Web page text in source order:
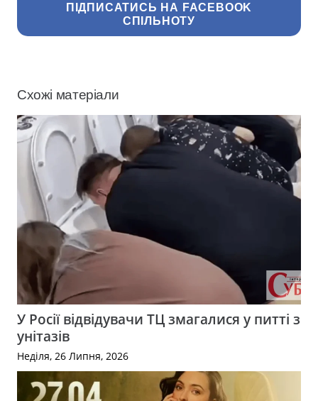
ПІДПИСАТИСЬ НА FACEBOOK
СПІЛЬНОТУ
Схожі матеріали
У Росії відвідувачи ТЦ змагалися у питті з
унітазів
Неділя, 26 Липня, 2026